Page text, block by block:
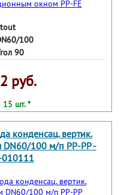
100
90
руб.
15 шт. *
конденсац. вертик.
DN60/100 м/п PP-PP -
010111